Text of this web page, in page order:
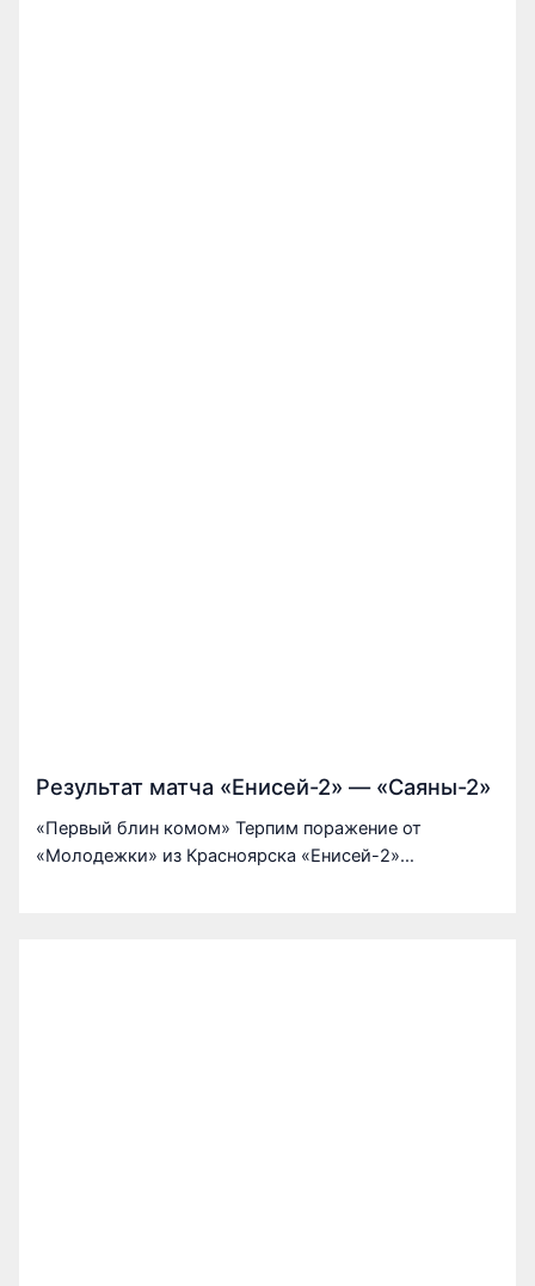
Результат матча «Енисей-2» — «Саяны-2»
«Первый блин комом» Терпим поражение от
«Молодежки» из Красноярска «Енисей-2»…